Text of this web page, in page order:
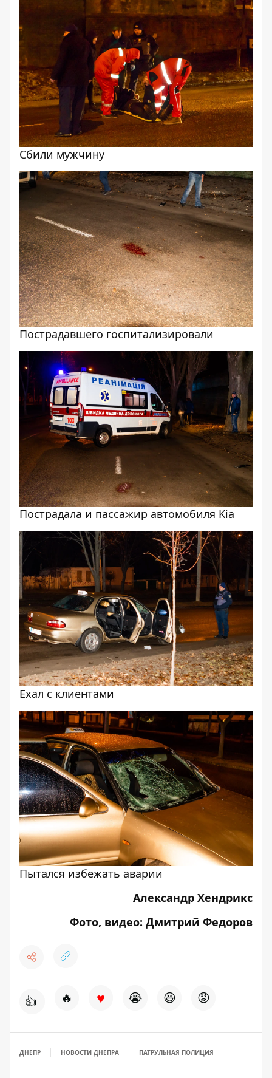
Сбили мужчину
Пострадавшего госпитализировали
Пострадала и пассажир автомобиля Kia
Ехал с клиентами
Пытался избежать аварии
Александр Хендрикс
Фото, видео: Дмитрий Федоров
👍 🔥 ♥ 😭 😆 😡
ДНЕПР НОВОСТИ ДНЕПРА ПАТРУЛЬНАЯ ПОЛИЦИЯ